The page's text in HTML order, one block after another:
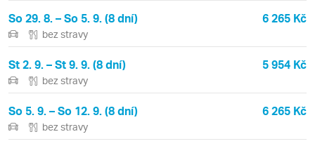
So 29. 8. – So 5. 9. (8 dní) 6 265 Kč
bez stravy
St 2. 9. – St 9. 9. (8 dní) 5 954 Kč
bez stravy
So 5. 9. – So 12. 9. (8 dní) 6 265 Kč
bez stravy